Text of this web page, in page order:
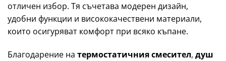
отличен избор. Тя съчетава модерен дизайн,
удобни функции и висококачествени материали,
които осигуряват комфорт при всяко къпане.
Благодарение на термостатичния смесител, душ